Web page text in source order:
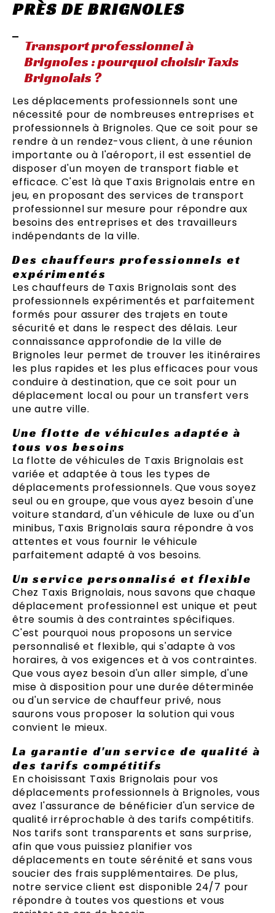
PRÈS DE BRIGNOLES
Transport professionnel à
Brignoles : pourquoi choisir Taxis
Brignolais ?
Les déplacements professionnels sont une
nécessité pour de nombreuses entreprises et
professionnels à Brignoles. Que ce soit pour se
rendre à un rendez-vous client, à une réunion
importante ou à l'aéroport, il est essentiel de
disposer d'un moyen de transport fiable et
efficace. C'est là que Taxis Brignolais entre en
jeu, en proposant des services de transport
professionnel sur mesure pour répondre aux
besoins des entreprises et des travailleurs
indépendants de la ville.
Des chauffeurs professionnels et
expérimentés
Les chauffeurs de Taxis Brignolais sont des
professionnels expérimentés et parfaitement
formés pour assurer des trajets en toute
sécurité et dans le respect des délais. Leur
connaissance approfondie de la ville de
Brignoles leur permet de trouver les itinéraires
les plus rapides et les plus efficaces pour vous
conduire à destination, que ce soit pour un
déplacement local ou pour un transfert vers
une autre ville.
Une flotte de véhicules adaptée à
tous vos besoins
La flotte de véhicules de Taxis Brignolais est
variée et adaptée à tous les types de
déplacements professionnels. Que vous soyez
seul ou en groupe, que vous ayez besoin d'une
voiture standard, d'un véhicule de luxe ou d'un
minibus, Taxis Brignolais saura répondre à vos
attentes et vous fournir le véhicule
parfaitement adapté à vos besoins.
Un service personnalisé et flexible
Chez Taxis Brignolais, nous savons que chaque
déplacement professionnel est unique et peut
être soumis à des contraintes spécifiques.
C'est pourquoi nous proposons un service
personnalisé et flexible, qui s'adapte à vos
horaires, à vos exigences et à vos contraintes.
Que vous ayez besoin d'un aller simple, d'une
mise à disposition pour une durée déterminée
ou d'un service de chauffeur privé, nous
saurons vous proposer la solution qui vous
convient le mieux.
La garantie d'un service de qualité à
des tarifs compétitifs
En choisissant Taxis Brignolais pour vos
déplacements professionnels à Brignoles, vous
avez l'assurance de bénéficier d'un service de
qualité irréprochable à des tarifs compétitifs.
Nos tarifs sont transparents et sans surprise,
afin que vous puissiez planifier vos
déplacements en toute sérénité et sans vous
soucier des frais supplémentaires. De plus,
notre service client est disponible 24/7 pour
répondre à toutes vos questions et vous